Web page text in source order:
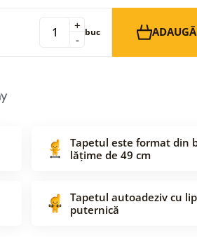
-
+ buc
Tapetul este format din
lățime de 49 cm
Tapetul autoadeziv cu
puternică